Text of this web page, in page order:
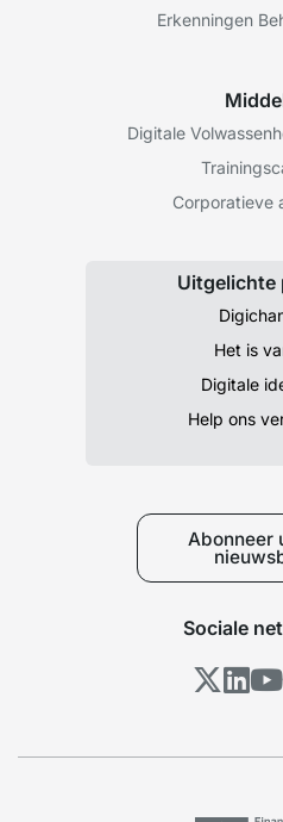
Erkenningen
Digitale
Corporatieve
Uitgelichte
Het is
Digitale
Help ons
Abonneer
Sociale